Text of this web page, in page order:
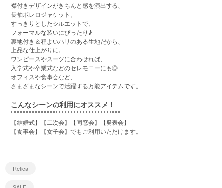
襟付きデザインがきちんと感を演出する、
長袖ボレロジャケット。
すっきりとしたシルエットで、
フォーマルな装いにぴったり♪
裏地付き＆程よいハリのある生地だから、
上品な仕上がりに。
ワンピースやスーツに合わせれば、
入学式や卒業式などのセレモニーにも◎
オフィスや食事会など、
さまざまなシーンで活躍する万能アイテムです。
こんなシーンの利用にオススメ！
【結婚式】【二次会】【同窓会】【発表会】
【食事会】【女子会】でもご利用いただけます。
Retica